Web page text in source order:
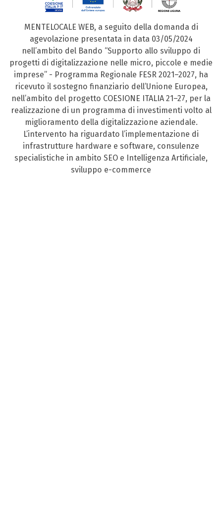
MENTELOCALE WEB, a seguito della domanda di
agevolazione presentata in data 03/05/2024
nell’ambito del Bando “Supporto allo sviluppo di
progetti di digitalizzazione nelle micro, piccole e medie
imprese” - Programma Regionale FESR 2021–2027, ha
ricevuto il sostegno finanziario dell’Unione Europea,
nell’ambito del progetto COESIONE ITALIA 21–27, per la
realizzazione di un programma di investimenti volto al
miglioramento della digitalizzazione aziendale.
L’intervento ha riguardato l’implementazione di
infrastrutture hardware e software, consulenze
specialistiche in ambito SEO e Intelligenza Artificiale,
sviluppo e-commerce